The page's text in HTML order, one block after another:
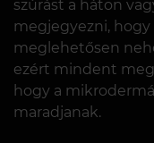
szúrást a háton
megjegyezni,
meglehetősen
ezért mindent
hogy a
maradjanak.